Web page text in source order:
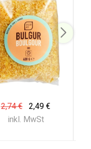
2,74 €
2,49 €
inkl. MwSt